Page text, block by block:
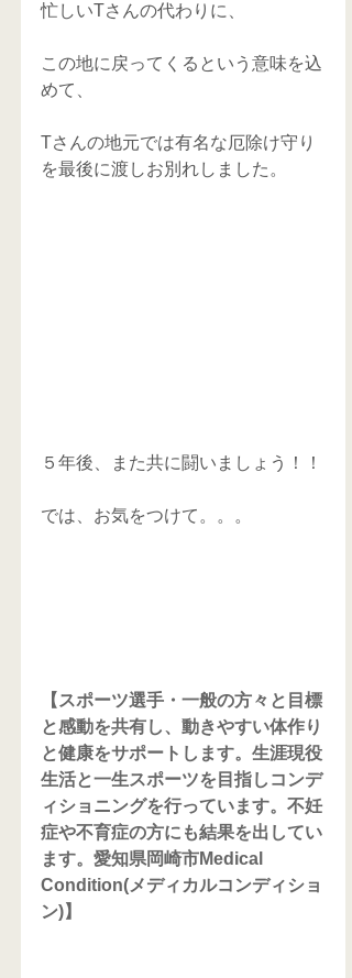
忙しいTさんの代わりに、
この地に戻ってくるという意味を込
めて、
Tさんの地元では有名な厄除け守り
を最後に渡しお別れしました。
５年後、また共に闘いましょう！！
では、お気をつけて。。。
【スポーツ選手・一般の方々と目標
と感動を共有し、動きやすい体作り
と健康をサポートします。生涯現役
生活と一生スポーツを目指しコンデ
ィショニングを行っています。不妊
症や不育症の方にも結果を出してい
ます。愛知県岡崎市Medical
Condition(メディカルコンディショ
ン)】